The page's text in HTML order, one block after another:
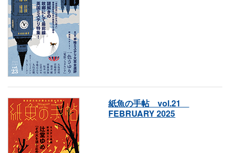
紙魚の手帖 vol.21
FEBRUARY 2025